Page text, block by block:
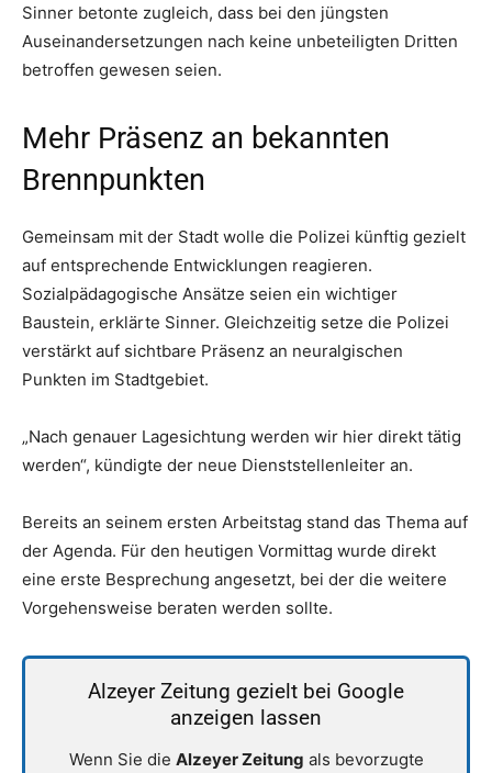
Sinner betonte zugleich, dass bei den jüngsten
Auseinandersetzungen nach keine unbeteiligten Dritten
betroffen gewesen seien.
Mehr Präsenz an bekannten
Brennpunkten
Gemeinsam mit der Stadt wolle die Polizei künftig gezielt
auf entsprechende Entwicklungen reagieren.
Sozialpädagogische Ansätze seien ein wichtiger
Baustein, erklärte Sinner. Gleichzeitig setze die Polizei
verstärkt auf sichtbare Präsenz an neuralgischen
Punkten im Stadtgebiet.
„Nach genauer Lagesichtung werden wir hier direkt tätig
werden“, kündigte der neue Dienststellenleiter an.
Bereits an seinem ersten Arbeitstag stand das Thema auf
der Agenda. Für den heutigen Vormittag wurde direkt
eine erste Besprechung angesetzt, bei der die weitere
Vorgehensweise beraten werden sollte.
Alzeyer Zeitung gezielt bei Google
anzeigen lassen
Wenn Sie die Alzeyer Zeitung als bevorzugte